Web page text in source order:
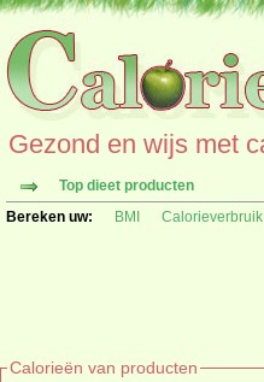
Gezond en wijs met
Top dieet producten
Bereken uw:
BMI Calorieverbruik
Calorieën van producten